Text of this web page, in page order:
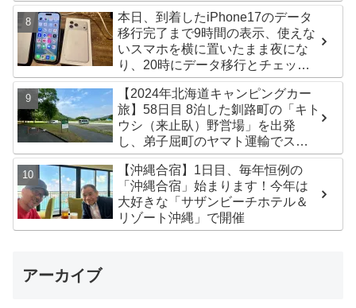
みました♪
本日、到着したiPhone17のデータ
移行完了まで9時間の表示、使えな
いスマホを横に置いたまま夜にな
り、20時にデータ移行とチェック
が無事完了！午後からの写真がほ
ぼありません^^;
【2024年北海道キャンピングカー
旅】58日目 8泊した釧路町の「キト
ウシ（来止臥）野営場」を出発
し、弟子屈町のヤマト運輸でステ
ッカー受け取り！今日は北見市の
無料キャンプ場「つつじ公園キャ
ンプ場」まで
【沖縄合宿】1日目、毎年恒例の
「沖縄合宿」始まります！今年は
大好きな「サザンビーチホテル＆
リゾート沖縄」で開催
アーカイブ